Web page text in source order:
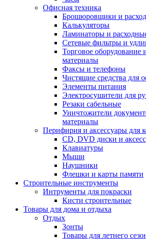
Офисная техника
Брошюровщики и
Калькуляторы
Ламинаторы и
Сетевые фильтры и
Торговое оборудование
материалы
Факсы и телефоны
Чистящие средства для
Элементы питания
Электросушители для
Резаки сабельные
Уничтожители
материалы
Перифирия и аксессуары для
CD, DVD диски и
Клавиатуры
Мыши
Наушники
Флешки и карты памяти
Строительные инструменты
Интрументы для покраски
Кисти строительные
Товары для дома и отдыха
Отдых
Зонты
Товары для летнего